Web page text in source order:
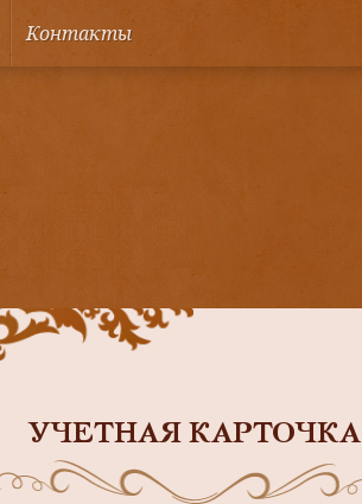
Контакты
УЧЕТНАЯ КАРТОЧКА